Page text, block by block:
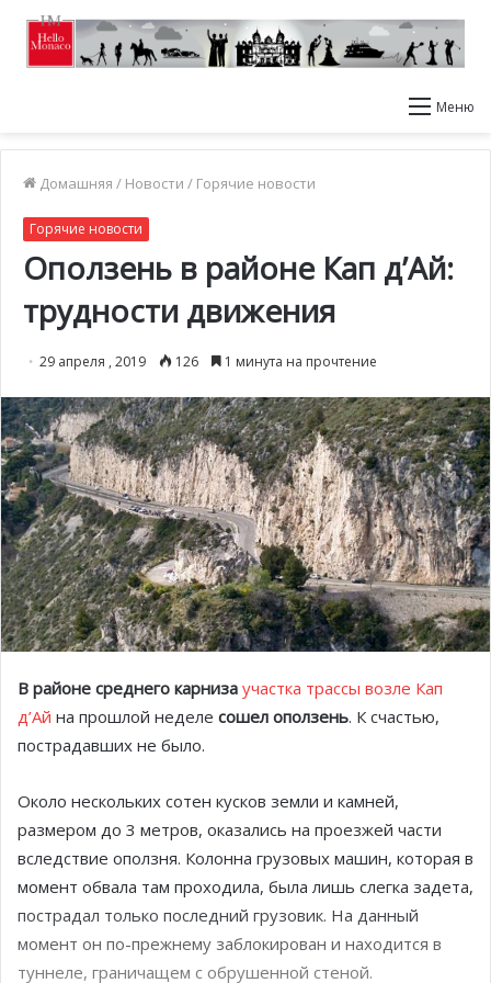
Меню
Домашняя / Новости / Горячие новости
Горячие новости
Оползень в районе Кап д’Ай:
трудности движения
29 апреля , 2019 126 1 минута на прочтение
В районе среднего карниза участка трассы возле Кап
д’Ай на прошлой неделе сошел оползень. К счастью,
пострадавших не было.
Около нескольких сотен кусков земли и камней,
размером до 3 метров, оказались на проезжей части
вследствие оползня. Колонна грузовых машин, которая в
момент обвала там проходила, была лишь слегка задета,
пострадал только последний грузовик. На данный
момент он по-прежнему заблокирован и находится в
туннеле, граничащем с обрушенной стеной.